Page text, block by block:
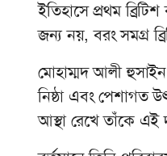
ইতিহাসে প্রথম
জন্য নয়, বরং সমগ্র
মোহাম্মদ আলী
নিষ্ঠা এবং পেশাগত
আস্থা রেখে তাঁকে এই